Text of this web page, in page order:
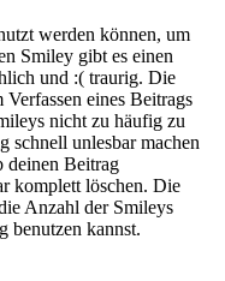
werden können, um
Smiley gibt es einen
und :( traurig. Die
eines Beitrags
nicht zu häufig zu
schnell unlesbar machen
deinen Beitrag
komplett löschen. Die
Anzahl der Smileys
benutzen kannst.